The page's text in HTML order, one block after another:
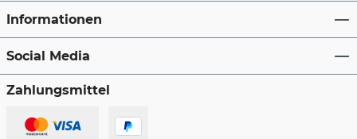
Informationen
Social Media
Zahlungsmittel